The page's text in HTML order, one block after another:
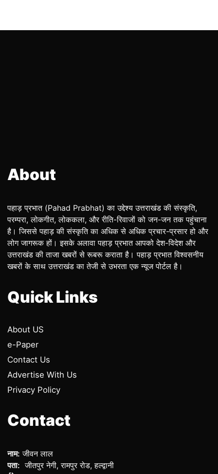
About
पहाड़ प्रभात (Pahad Prabhat) का उद्देश्य उत्तराखंड की संस्कृति,
परम्परा, लोकगीत, लोककला, और रीति-रिवाजों को जन-जन तक पहुंचाना
है। जिससे पहाड़ की संस्कृति का अधिक से अधिक प्रचार-प्रसार हो और
लोग जागरूक हों। इसके अलावा पहाड़ प्रभात आपको देश-विदेश और
उत्तराखंड की ताजा खबरों से रूबरू कराता है। पहाड़ प्रभात विश्वसनीय
खबरों के साथ उत्तराखंड का तेजी से उभरता एक न्यूज पोर्टल है।
Quick Links
About US
e-Paper
Contact Us
Advertise With Us
Privacy Policy
Contact
नाम: जीवन लाल
पता: जीतपुर नेगी, रामपुर रोड, हल्द्वानी